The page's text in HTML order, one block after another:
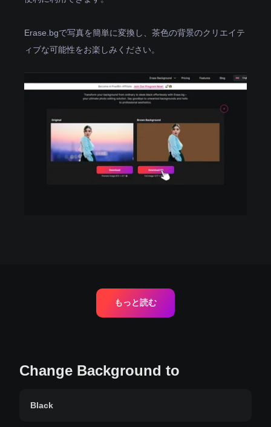
Erase.bgで写真を簡単に変換し、茶色の背景のクリエイテ
ィブな可能性をお楽しみください。
もっと読む
Change Background to
Black